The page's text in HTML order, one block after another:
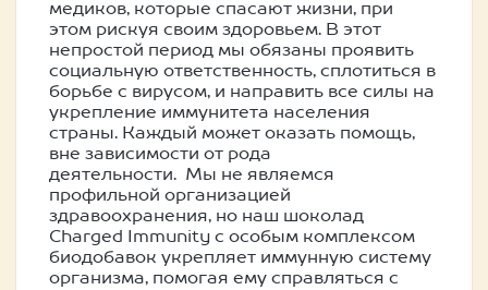
медиков, которые спасают жизни, при
этом рискуя своим здоровьем. В этот
непростой период мы обязаны проявить
социальную ответственность, сплотиться в
борьбе с вирусом, и направить все силы на
укрепление иммунитета населения
страны. Каждый может оказать помощь,
вне зависимости от рода
деятельности. Мы не являемся
профильной организацией
здравоохранения, но наш шоколад
Charged Immunity с особым комплексом
биодобавок укрепляет иммунную систему
организма, помогая ему справляться с